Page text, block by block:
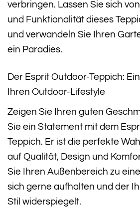
verbringen. Lassen Sie sich
und Funktionalität dieses
und verwandeln Sie Ihren
ein Paradies.
Der Esprit Outdoor-Teppich:
Ihren Outdoor-Lifestyle
Zeigen Sie Ihren guten
Sie ein Statement mit dem
Teppich. Er ist die perfekte
auf Qualität, Design und
Sie Ihren Außenbereich zu
sich gerne aufhalten und der
Stil widerspiegelt.